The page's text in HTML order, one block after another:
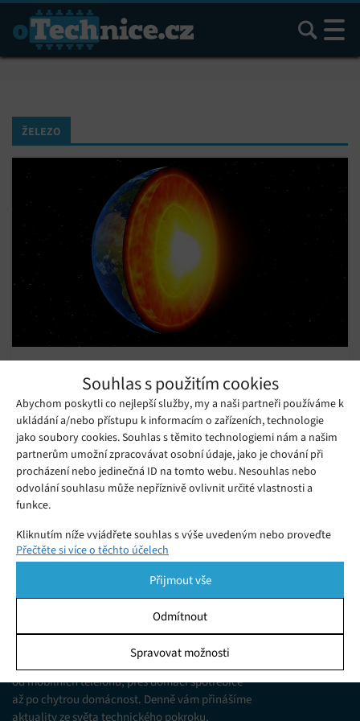
Souhlas s použitím cookies
Abychom poskytli co nejlepší služby, my a naši partneři používáme k
ukládání a/nebo přístupu k informacím o zařízeních, technologie
jako soubory cookies. Souhlas s těmito technologiemi nám a našim
partnerům umožní zpracovávat osobní údaje, jako je chování při
procházení nebo jedinečná ID na tomto webu. Nesouhlas nebo
odvolání souhlasu může nepříznivě ovlivnit určité vlastnosti a
funkce.
Kliknutím níže vyjádřete souhlas s výše uvedeným nebo proveďte
podrobnější rozhodnutí. Vaše volby budou použity pouze na tomto
pomocí přepínačů v Zásadách cookies nebo kliknutím na tlačítko
Spravovat souhlas ve spodní části obrazovky.
Ukládání a/nebo přístup k informacím v zařízení, Porozumění
publiku prostřednictvím statistik nebo kombinací údajů z
různých zdrojů.
Přečtěte si více o těchto účelech
Přijmout vše
Odmítnout
Spravovat možnosti
Hledat
ŽELEZO
jádru Země
Sobota 25. 02. 2023 Samuel
Přestože řada vědců upírá své zraky do vzdáleného vesmíru,
pravdou je, že planeta Země také stále ukrývá řadu otázek a
tajemství.
Jsme web zajímající se o technologické novinky
od mobilních telefonů, přes domácí spotřebiče
až po chytrou domácnost. Denně vám přinášíme
aktuality ze světa technického pokroku,